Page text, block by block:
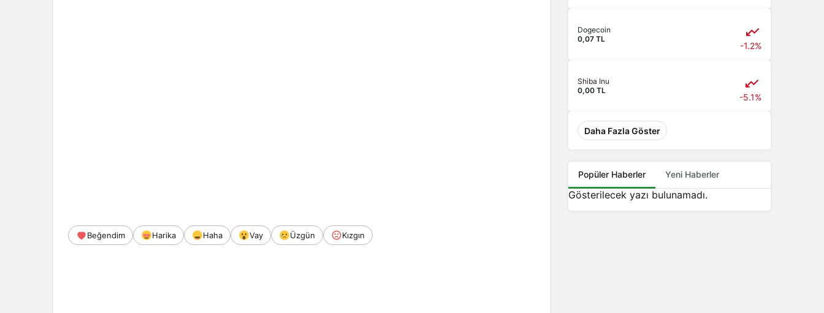
Beğendim Harika Haha Vay Üzgün Kızgın
Dogecoin
0,07 TL
-1.2%
Shiba Inu
0,00 TL
-5.1%
Daha Fazla Göster
Popüler Haberler Yeni Haberler
Gösterilecek yazı bulunamadı.